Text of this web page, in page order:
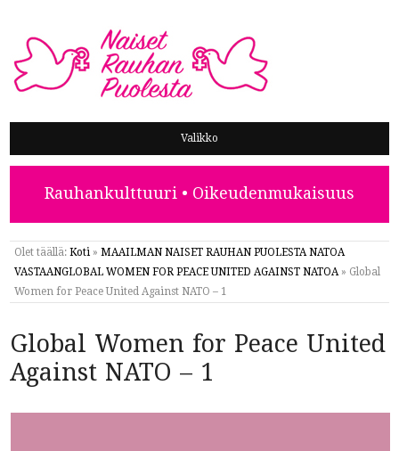
NAISET RAUHAN PUOLESTA
Valikko
Rauhankulttuuri • Oikeudenmukaisuus
Olet täällä: Koti » MAAILMAN NAISET RAUHAN PUOLESTA NATOA
VASTAANGLOBAL WOMEN FOR PEACE UNITED AGAINST NATOA » Global
Women for Peace United Against NATO – 1
Global Women for Peace United
Against NATO – 1